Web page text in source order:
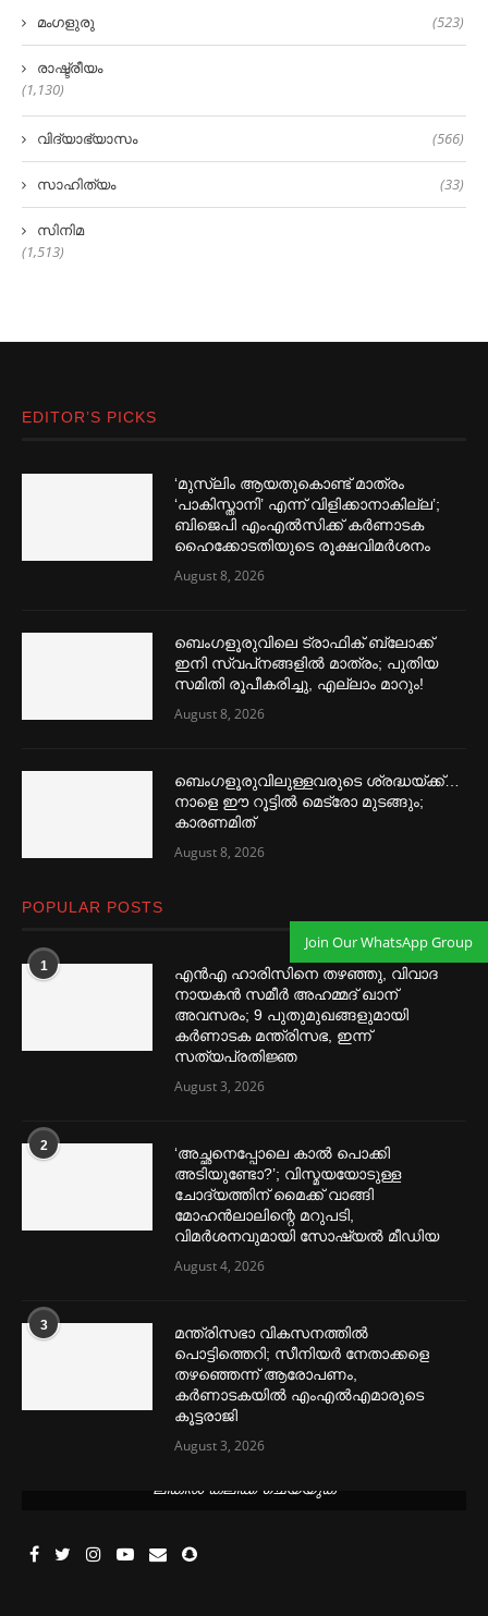
മംഗളുരു (523)
രാഷ്ട്രീയം
(1,130)
വിദ്യാഭ്യാസം (566)
സാഹിത്യം (33)
സിനിമ
(1,513)
EDITOR’S PICKS
‘മുസ്‌ലിം ആയതുകൊണ്ട് മാത്രം
‘പാകിസ്താനി’ എന്ന് വിളിക്കാനാകില്ല’;
ബിജെപി എംഎല്‍സിക്ക് കര്‍ണാടക
ഹൈക്കോടതിയുടെ രൂക്ഷവിമര്‍ശനം
August 8, 2026
ബെംഗളൂരുവിലെ ട്രാഫിക് ബ്ലോക്ക്
ഇനി സ്വപ്‌നങ്ങളില്‍ മാത്രം; പുതിയ
സമിതി രൂപീകരിച്ചു, എല്ലാം മാറും!
August 8, 2026
ബെംഗളൂരുവിലുള്ളവരുടെ ശ്രദ്ധയ്ക്ക്…
നാളെ ഈ റൂട്ടില്‍ മെട്രോ മുടങ്ങും;
കാരണമിത്
August 8, 2026
POPULAR POSTS
1
എൻഎ ഹാരിസിനെ തഴ‌‍ഞ്ഞു, വിവാദ
നായകൻ സമീര്‍ അഹമ്മദ് ഖാന്
അവസരം; 9 പുതുമുഖങ്ങളുമായി
കര്‍ണാടക മന്ത്രിസഭ, ഇന്ന്
സത്യപ്രതിജ്ഞ
August 3, 2026
2
‘അച്ഛനെപ്പോലെ കാല്‍ പൊക്കി
അടിയുണ്ടോ?’; വിസ്മയയോടുള്ള
ചോദ്യത്തിന് മൈക്ക് വാങ്ങി
മോഹൻലാലിന്റെ മറുപടി,
വിമര്‍ശനവുമായി സോഷ്യല്‍ മീഡിയ
August 4, 2026
3
മന്ത്രിസഭാ വികസനത്തിൽ
പൊട്ടിത്തെറി; സീനിയർ നേതാക്കളെ
തഴഞ്ഞെന്ന് ആരോപണം,
കർണാടകയിൽ എംഎൽഎമാരുടെ
കൂട്ടരാജി
August 3, 2026
ലിങ്കിൽ ക്ലിക്ക് ചെയ്യുക
Join Our WhatsApp Group